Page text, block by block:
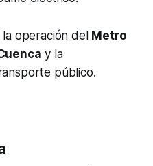
operación del Metro
y la
público.